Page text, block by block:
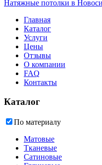
Натяжные потолки в
Главная
Каталог
Услуги
Цены
Отзывы
О компании
FAQ
Контакты
Каталог
По материалу
Матовые
Тканевые
Сатиновые